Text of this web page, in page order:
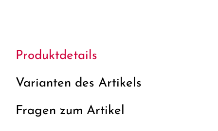
Produktdetails
Varianten des Artikels
Fragen zum Artikel